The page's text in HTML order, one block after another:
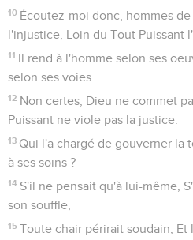
10 Écoutez-moi donc, hommes
l'injustice, Loin du Tout Puissant
11 Il rend à l'homme selon ses
selon ses voies.
12 Non certes, Dieu ne commet
Puissant ne viole pas la justice.
13 Qui l'a chargé de gouverner la
à ses soins ?
14 S'il ne pensait qu'à lui-même,
son souffle,
15 Toute chair périrait soudain,